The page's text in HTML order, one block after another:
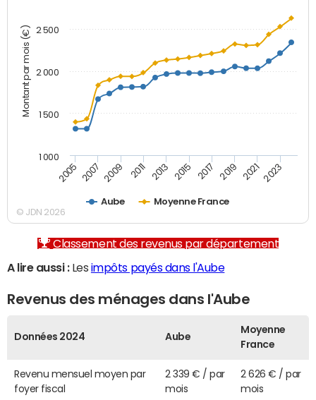
Montant par mois (€)
Aube Moyenne France
2005 2007 2009 2011 2013 2015 2017 2019 2021 2023
1 000
1 500
2 000
2 500
© JDN 2026
Classement des revenus par département
A lire aussi :Les impôts payés dans l'Aube
Revenus des ménages dans l'Aube
Données 2024 Aube
Moyenne
France
Revenu mensuel moyen par
foyer fiscal
2 339 € / par
mois
2 626 € / par
mois